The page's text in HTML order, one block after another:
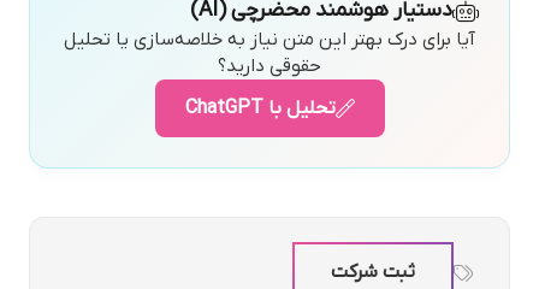
دستیار هوشمند محضرچی (AI)
آیا برای درک بهتر این متن نیاز به خلاصه‌سازی یا تحلیل
حقوقی دارید؟
تحلیل با ChatGPT
ثبت شرکت